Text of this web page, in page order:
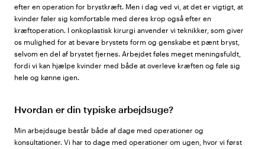
efter en operation for brystkræft. Men i dag ved vi, at det er vigtigt, at
kvinder føler sig komfortable med deres krop også efter en
kræftoperation. I onkoplastisk kirurgi anvender vi teknikker, som giver
os mulighed for at bevare brystets form og genskabe et pænt bryst,
selvom en del af brystet fjernes. Arbejdet føles meget meningsfuldt,
fordi vi kan hjælpe kvinder med både at overleve kræften og føle sig
hele og kønne igen.
Hvordan er din typiske arbejdsuge?
Min arbejdsuge består både af dage med operationer og
konsultationer. Vi har to dage med operationer om ugen, hvor vi først